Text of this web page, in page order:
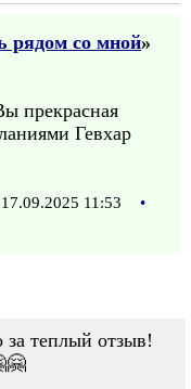
рядом со мной»
прекрасная
Гевхар
11:53
•
теплый отзыв!